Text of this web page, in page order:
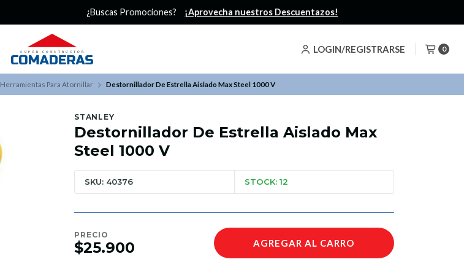
LOGIN/REGISTRARSE 0
¡Aprovecha nuestros Descuentazos!
Herramientas Para Atornillar Destornillador De Estrella Aislado Max Steel 1000 V
STANLEY
Destornillador De Estrella Aislado Max
Steel 1000 V
SKU: 40376 STOCK: 12
PRECIO
$25.900 AGREGAR AL CARRO